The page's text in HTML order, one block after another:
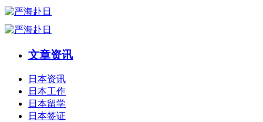
文章资讯
日本资讯
日本工作
日本留学
日本签证